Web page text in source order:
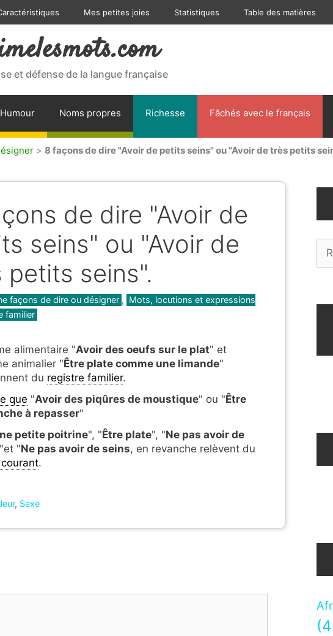
Mes petites joies Statistiques Table des matières
et défense de la langue française
Humour Noms propres Richesse Fâchés avec le français
> 8 façons de dire "Avoir de petits seins" ou "Avoir de très petits
de dire "Avoir de
seins" ou "Avoir de
petits seins".
façons de dire ou désigner , Mots, locutions et expressions
familier
alimentaire "Avoir des oeufs sur le plat" et
animalier "Être plate comme une limande"
du registre familier.
que "Avoir des piqûres de moustique" ou "Être
à repasser"
petite poitrine", "Être plate", "Ne pas avoir de
"et "Ne pas avoir de seins, en revanche relèvent du
.
, Sexe